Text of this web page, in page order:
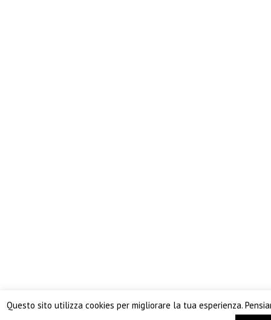
Questo sito utilizza cookies per migliorare la tua esperienza.